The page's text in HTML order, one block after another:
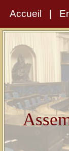
Accueil